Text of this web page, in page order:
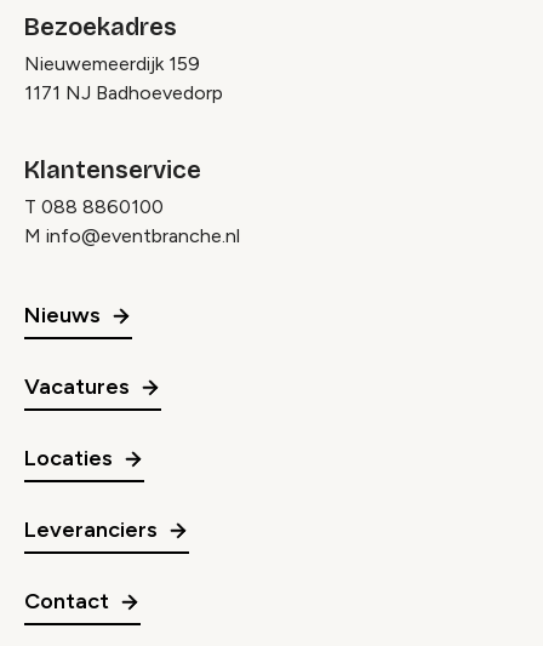
Bezoekadres
Nieuwemeerdijk 159
1171 NJ Badhoevedorp
Klantenservice
T 088 8860100
M info@eventbranche.nl
Nieuws
Vacatures
Locaties
Leveranciers
Contact